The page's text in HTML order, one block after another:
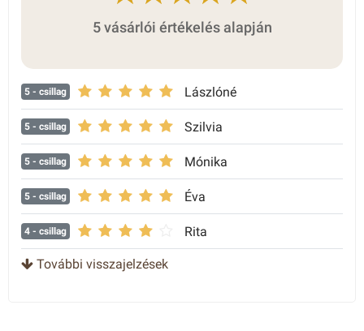
5 vásárlói értékelés alapján
5 - csillag Lászlóné
5 - csillag Szilvia
5 - csillag Mónika
5 - csillag Éva
4 - csillag Rita
További visszajelzések